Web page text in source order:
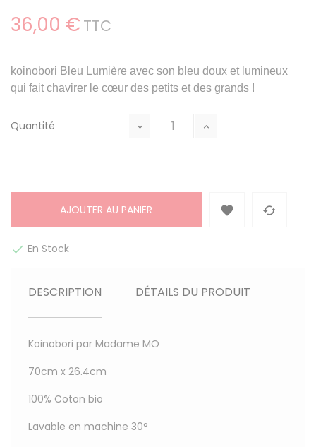
36,00 € TTC
koinobori Bleu Lumière avec son bleu doux et lumineux
qui fait chavirer le cœur des petits et des grands !
Quantité
AJOUTER AU PANIER  
 En Stock
DESCRIPTION DÉTAILS DU PRODUIT
Koinobori par Madame MO
70cm x 26.4cm
100% Coton bio
Lavable en machine 30°